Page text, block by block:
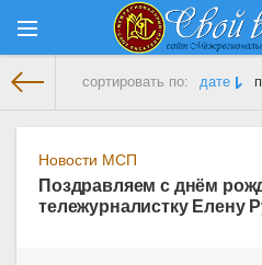
сортировать по: дате
Новости МСП
Поздравляем с днём
тележурналистку Елену